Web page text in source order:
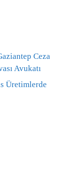
Ceza
Avukatı
Üretimlerde